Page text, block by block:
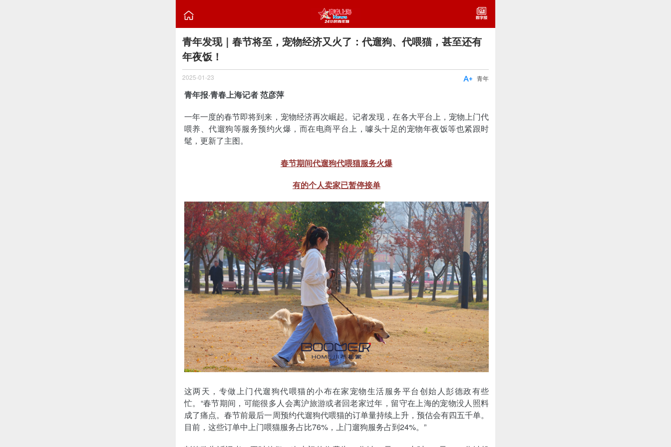

青年发现｜春节将至，宠物经济又火了：代遛狗、代喂猫，甚至还有
年夜饭！
2025-01-23 青年

青年报·青春上海记者 范彦萍
一年一度的春节即将到来，宠物经济再次崛起。记者发现，在各大平台上，宠物上门代
喂养、代遛狗等服务预约火爆，而在电商平台上，噱头十足的宠物年夜饭等也紧跟时
髦，更新了主图。
春节期间代遛狗代喂猫服务火爆
有的个人卖家已暂停接单
这两天，专做上门代遛狗代喂猫的小布在家宠物生活服务平台创始人彭德政有些
忙。“春节期间，可能很多人会离沪旅游或者回老家过年，留守在上海的宠物没人照料
成了痛点。春节前最后一周预约代遛狗代喂猫的订单量持续上升，预估会有四五千单。
目前，这些订单中上门喂猫服务占比76%，上门遛狗服务占到24%。”